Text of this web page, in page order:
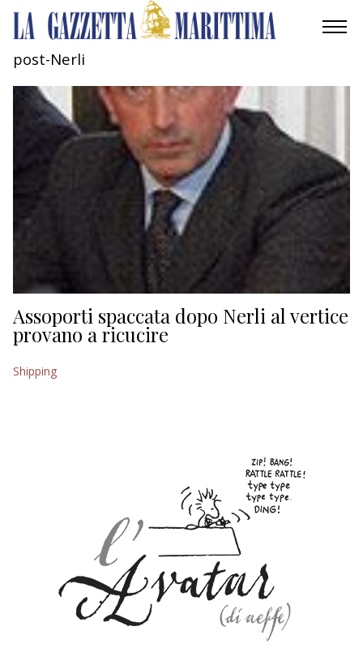
AMBIENTE
MOBILITÀ
INDUSTRIA
RICERCA
ECONOMIA
CULTURA
NAUTICA
post-Nerli
Assoporti spaccata dopo Nerli al vertice
provano a ricucire
Shipping